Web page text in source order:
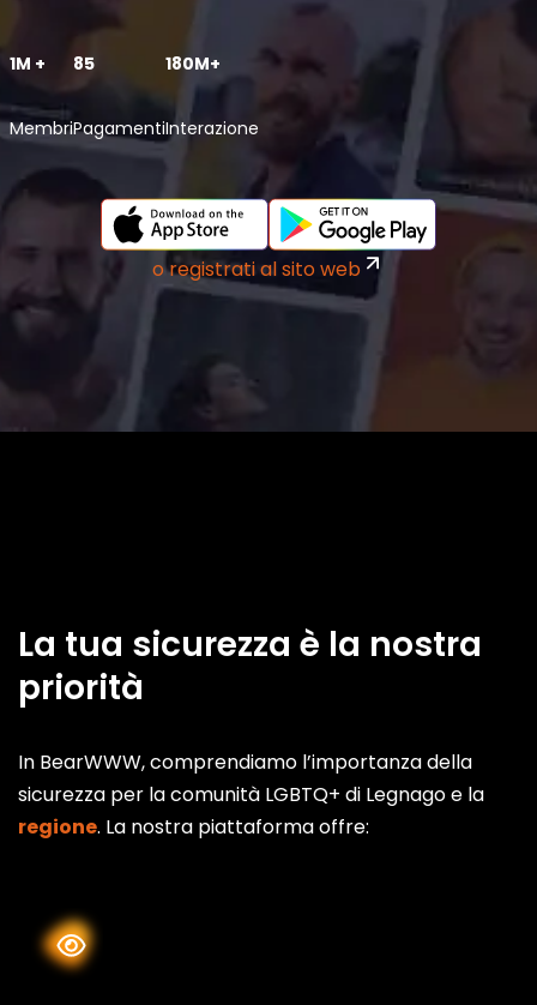
1M +
Membri
85
Pagamenti
180M+
Interazione
o registrati al sito web
La tua sicurezza è la nostra
priorità
In BearWWW, comprendiamo l’importanza della
sicurezza per la comunità LGBTQ+ di Legnago e la
regione. La nostra piattaforma offre: